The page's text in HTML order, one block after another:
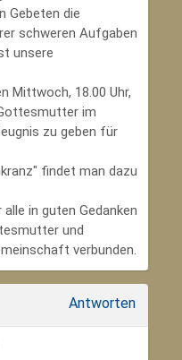
Gebeten die
schweren Aufgaben
unsere
Mittwoch, 18.00 Uhr,
im
zu geben für
findet man dazu
in guten Gedanken
und
verbunden.
Antworten